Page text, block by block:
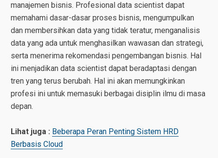
manajemen bisnis. Profesional data scientist dapat
memahami dasar-dasar proses bisnis, mengumpulkan
dan membersihkan data yang tidak teratur, menganalisis
data yang ada untuk menghasilkan wawasan dan strategi,
serta menerima rekomendasi pengembangan bisnis. Hal
ini menjadikan data scientist dapat beradaptasi dengan
tren yang terus berubah. Hal ini akan memungkinkan
profesi ini untuk memasuki berbagai disiplin ilmu di masa
depan.
Lihat juga : Beberapa Peran Penting Sistem HRD
Berbasis Cloud